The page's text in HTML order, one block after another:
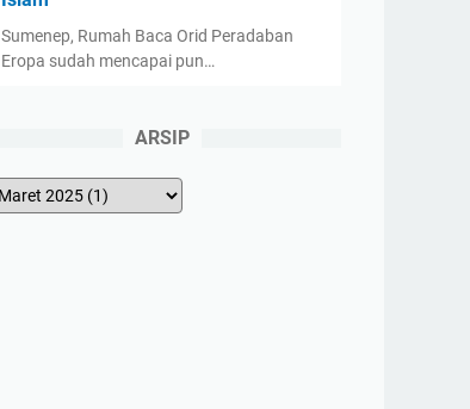
Sumenep, Rumah Baca Orid Peradaban
Eropa sudah mencapai pun…
ARSIP